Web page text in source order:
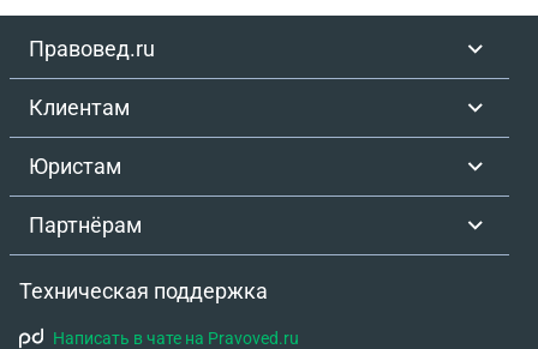
Правовед.ru
Клиентам
Юристам
Партнёрам
Техническая поддержка
Написать в чате на Pravoved.ru